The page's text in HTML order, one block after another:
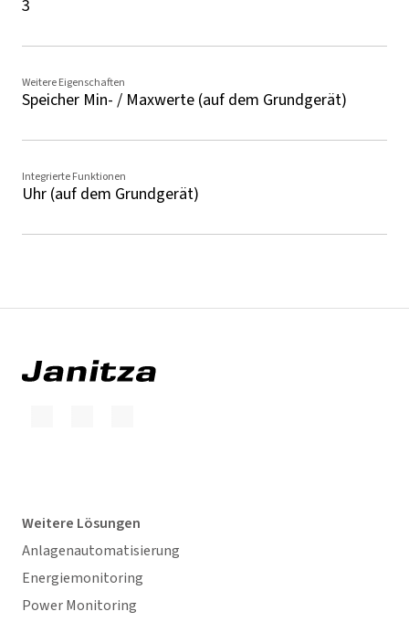
3
Weitere Eigenschaften
Speicher Min- / Maxwerte (auf dem Grundgerät)
Integrierte Funktionen
Uhr (auf dem Grundgerät)
Weitere Lösungen
Anlagenautomatisierung
Energiemonitoring
Power Monitoring